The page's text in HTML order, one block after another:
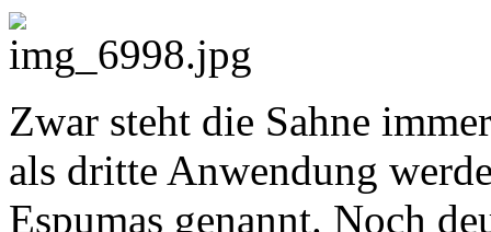
Zwar steht die Sahne
als dritte Anwendung
Espumas genannt. Noch